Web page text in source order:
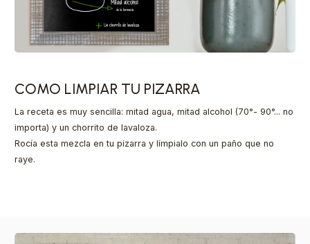
COMO LIMPIAR TU PIZARRA
La receta es muy sencilla: mitad agua, mitad alcohol (70°- 90°... no
importa) y un chorrito de lavaloza.
Rocía esta mezcla en tu pizarra y límpialo con un paño que no
raye.